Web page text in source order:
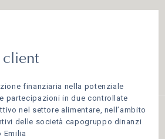
client
finanziaria nella potenziale
partecipazioni in due controllate
nel settore alimentare, nell’ambito
delle società capogruppo dinanzi
Emilia